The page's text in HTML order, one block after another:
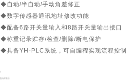
◆自动/半自动/手动角差修正
◆数字传感器通讯地址修改功能
◆配备6路开关量输入和8路开关量输出接口
◆称重记录贮存/检查/删除/断电保护
◆具备YH-PLC系统，可自编程实现流程控制